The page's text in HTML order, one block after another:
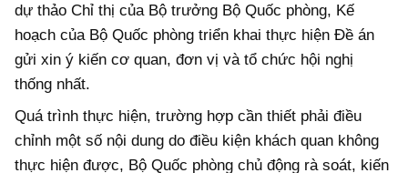
dự thảo Chỉ thị của Bộ trưởng Bộ Quốc phòng, Kế
hoạch của Bộ Quốc phòng triển khai thực hiện Đề án
gửi xin ý kiến cơ quan, đơn vị và tổ chức hội nghị
thống nhất.
Quá trình thực hiện, trường hợp cần thiết phải điều
chỉnh một số nội dung do điều kiện khách quan không
thực hiện được, Bộ Quốc phòng chủ động rà soát, kiến